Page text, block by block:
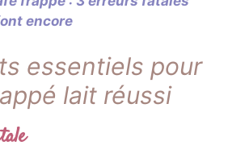
frappé starbucks : 6
encore
essentiels
frappé lait